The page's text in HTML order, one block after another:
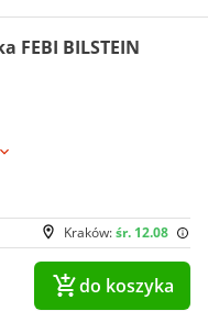
FEBI BILSTEIN
Kraków:śr. 12.08
do koszyka